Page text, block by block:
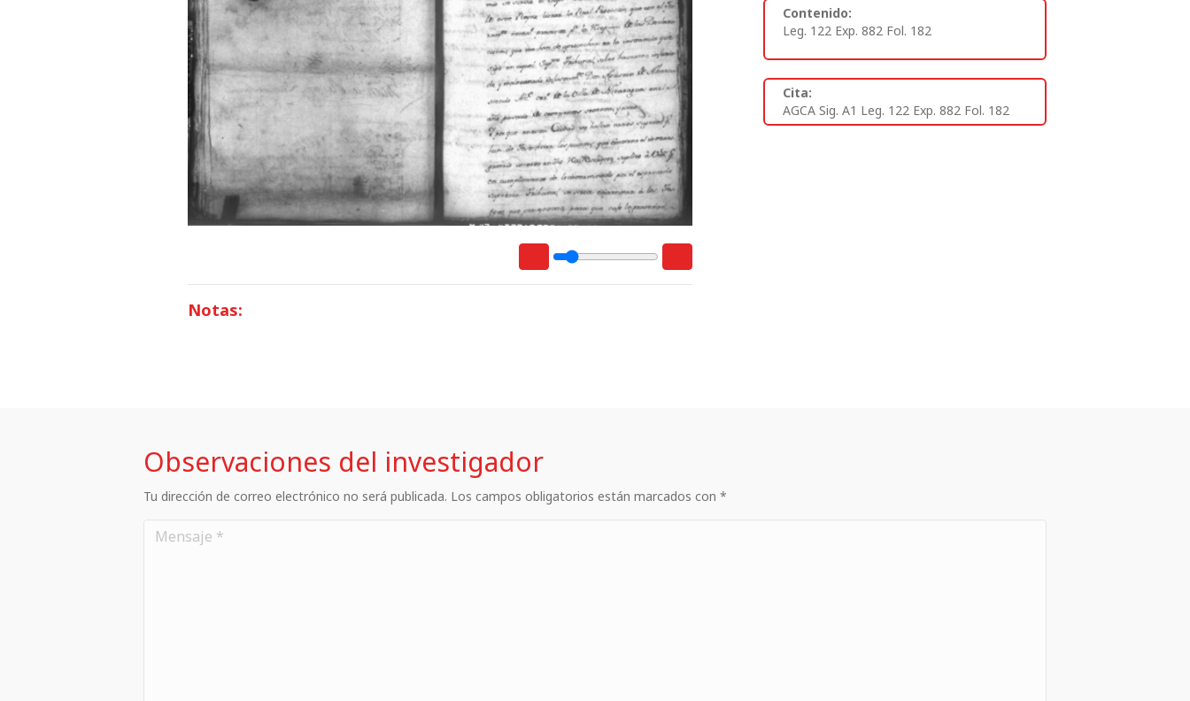
Notas:
Contenido:
Leg. 122 Exp. 882 Fol. 182
Cita:
AGCA Sig. A1 Leg. 122 Exp. 882 Fol. 182
Observaciones del investigador
Tu dirección de correo electrónico no será publicada. Los campos obligatorios están marcados con *